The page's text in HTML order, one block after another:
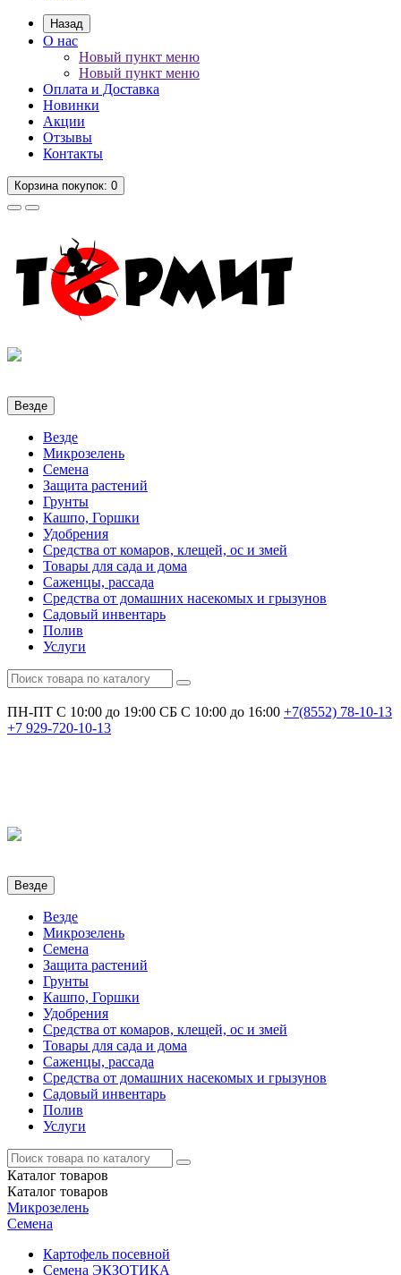
Назад
О нас
Новый пункт меню
Новый пункт меню
Оплата и Доставка
Новинки
Акции
Отзывы
Контакты
Корзинапокупок: 0
Везде
Везде
Микрозелень
Семена
Защита растений
Грунты
Кашпо, Горшки
Удобрения
Средства от комаров, клещей, ос и змей
Товары для сада и дома
Саженцы, рассада
Средства от домашних насекомых и грызунов
Садовый инвентарь
Полив
Услуги
ПН-ПТ С 10:00 до 19:00 СБ С 10:00 до 16:00 +7(8552) 78-10-13
+7 929-720-10-13
Везде
Везде
Микрозелень
Семена
Защита растений
Грунты
Кашпо, Горшки
Удобрения
Средства от комаров, клещей, ос и змей
Товары для сада и дома
Саженцы, рассада
Средства от домашних насекомых и грызунов
Садовый инвентарь
Полив
Услуги
Каталог товаров
Каталог товаров
Микрозелень
Семена
Картофель посевной
Семена ЭКЗОТИКА